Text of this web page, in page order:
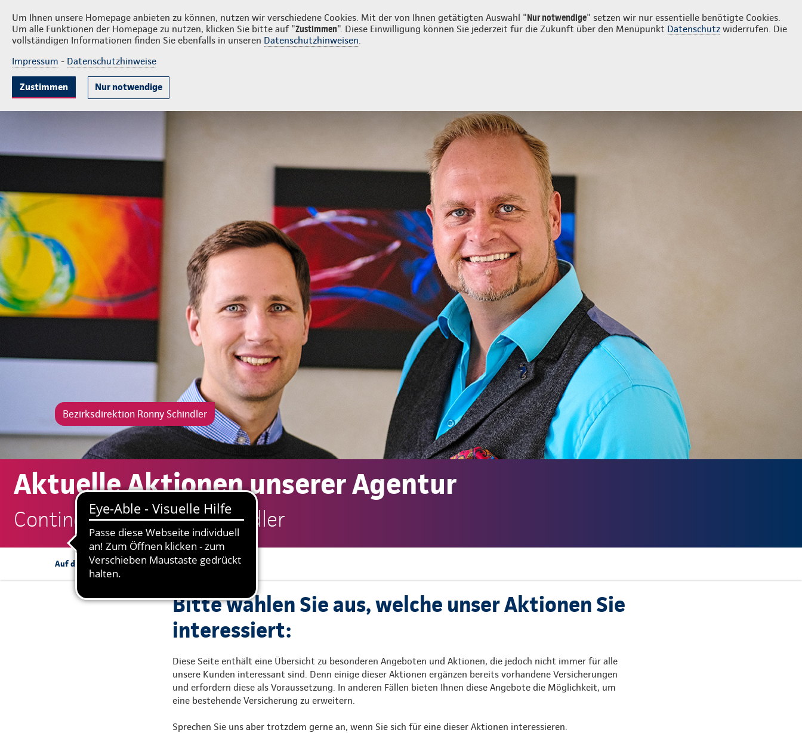
Um Ihnen unsere Homepage anbieten zu können, nutzen wir verschiedene Cookies. Mit der von Ihnen getätigten Auswahl "Nur notwendige" setzen wir nur essentielle benötigte Cookies.
Um alle Funktionen der Homepage zu nutzen, klicken Sie bitte auf "Zustimmen". Diese Einwilligung können Sie jederzeit für die Zukunft über den Menüpunkt Datenschutz widerrufen. Die
vollständigen Informationen finden Sie ebenfalls in unseren Datenschutzhinweisen.
Impressum - Datenschutzhinweise
Zustimmen Nur notwendige
Ronny Schindler PrivatkundenFirmenkunden Login Kontakt 0345 6141881
KrankenversicherungLebensversicherung
Bezirksdirektion Ronny Schindler
Bezirksdirektion Ronny Schindler
Aktuelle Aktionen unserer Agentur
Continentale: Ronny Schindler
Auf dieser Seite: Mehr Informationen
Bitte wählen Sie aus, welche unser Aktionen Sie
interessiert:
Diese Seite enthält eine Übersicht zu besonderen Angeboten und Aktionen, die jedoch nicht immer für alle
unsere Kunden interessant sind. Denn einige dieser Aktionen ergänzen bereits vorhandene Versicherungen
und erfordern diese als Voraussetzung. In anderen Fällen bieten Ihnen diese Angebote die Möglichkeit, um
eine bestehende Versicherung zu erweitern.
Sprechen Sie uns aber trotzdem gerne an, wenn Sie sich für eine dieser Aktionen interessieren.